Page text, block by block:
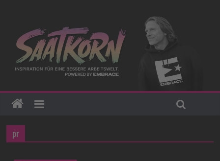
pr